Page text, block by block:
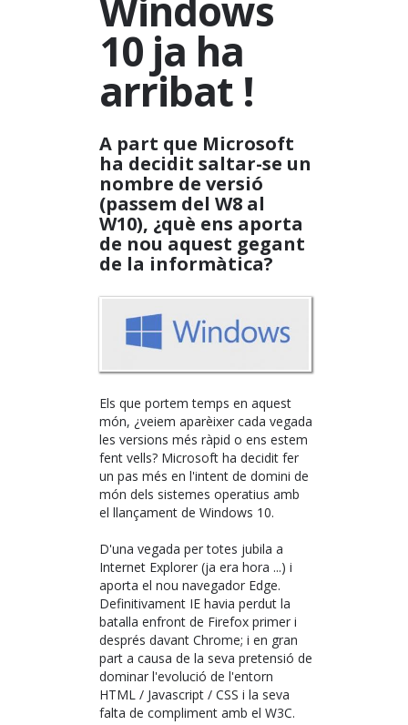
10 ja ha
arribat !
A part que Microsoft
ha decidit saltar-se un
nombre de versió
(passem del W8 al
W10), ¿què ens aporta
de nou aquest gegant
de la informàtica?
Els que portem temps en aquest
món, ¿veiem aparèixer cada vegada
les versions més ràpid o ens estem
fent vells? Microsoft ha decidit fer
un pas més en l'intent de domini de
món dels sistemes operatius amb
el llançament de Windows 10.
D'una vegada per totes jubila a
Internet Explorer (ja era hora ...) i
aporta el nou navegador Edge.
Definitivament IE havia perdut la
batalla enfront de Firefox primer i
després davant Chrome; i en gran
part a causa de la seva pretensió de
dominar l'evolució de l'entorn
HTML / Javascript / CSS i la seva
falta de compliment amb el W3C.